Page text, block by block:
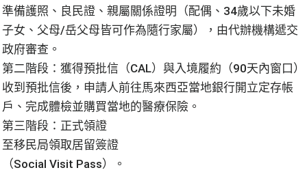
準備護照、良民證、親屬關係證明（配偶、34歲以下未婚
子女、父母/岳父母皆可作為隨行家屬），由代辦機構遞交
政府審查。
第二階段：獲得預批信（CAL）與入境履約（90天內窗口）
收到預批信後，申請人前往馬來西亞當地銀行開立定存帳
戶、完成體檢並購買當地的醫療保險。
第三階段：正式領證
至移民局領取居留簽證
（Social Visit Pass）。